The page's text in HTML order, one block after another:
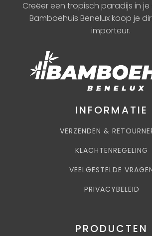
Creëer een tropisch paradijs in je
Bamboehuis Benelux koop je
importeur.
INFORMATIE
VERZENDEN &
KLACHTENREGELING
VEELGESTELDE
PRIVACYBELEID
PRODUCTEN